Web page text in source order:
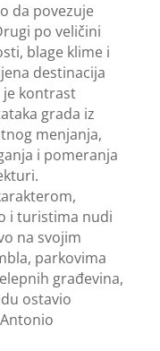
da povezuje
po veličini
blage klime i
destinacija
kontrast
grada iz
menjanja,
i pomeranja
i turistima nudi
na svojim
parkovima
građevina,
ostavio